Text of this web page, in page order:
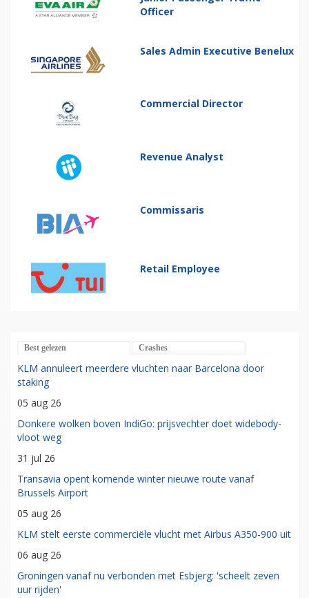
Officer
Sales Admin Executive Benelux
Commercial Director
Revenue Analyst
Commissaris
Retail Employee
Best gelezen Crashes
KLM annuleert meerdere vluchten naar Barcelona door
staking
05 aug 26
Donkere wolken boven IndiGo: prijsvechter doet widebody-
vloot weg
31 jul 26
Transavia opent komende winter nieuwe route vanaf
Brussels Airport
05 aug 26
KLM stelt eerste commerciële vlucht met Airbus A350-900 uit
06 aug 26
Groningen vanaf nu verbonden met Esbjerg: 'scheelt zeven
uur rijden'